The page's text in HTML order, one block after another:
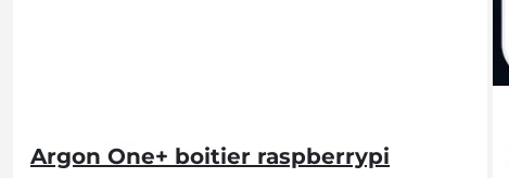
Argon One+ boitier raspberrypi